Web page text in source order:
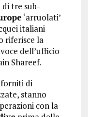
di tre sub-
‘arruolati’
italiani
riferisce la
dell’ufficio
Shareef.
di
stanno
con la